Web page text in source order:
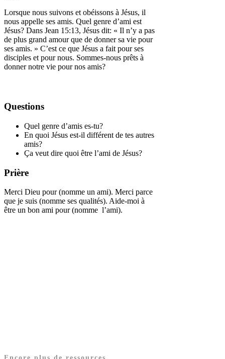
Lorsque nous suivons et obéissons à Jésus, il
nous appelle ses amis. Quel genre d’ami est
Jésus? Dans Jean 15:13, Jésus dit: « Il n’y a pas
de plus grand amour que de donner sa vie pour
ses amis. » C’est ce que Jésus a fait pour ses
disciples et pour nous. Sommes-nous prêts à
donner notre vie pour nos amis?
Questions
Quel genre d’amis es-tu?
En quoi Jésus est-il différent de tes autres
amis?
Ça veut dire quoi être l’ami de Jésus?
Prière
Merci Dieu pour (nomme un ami). Merci parce
que je suis (nomme ses qualités). Aide-moi à
être un bon ami pour (nomme l’ami).